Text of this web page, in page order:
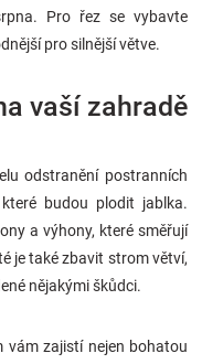
Pro řez se vybavte
pro silnější větve.
vaší zahradě
odstranění postranních
budou plodit jablka.
a výhony, které směřují
je také zbavit strom větví,
nějakými škůdci.
vám zajistí nejen bohatou